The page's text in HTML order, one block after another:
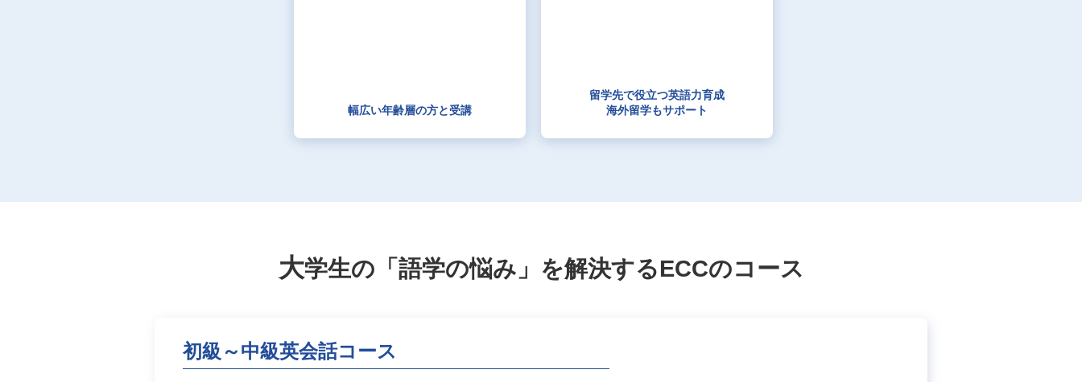
幅広い年齢層の方と受講
留学先で役立つ英語力育成
海外留学もサポート
大学生の「語学の悩み」を解決するECCのコース
初級～中級英会話コース